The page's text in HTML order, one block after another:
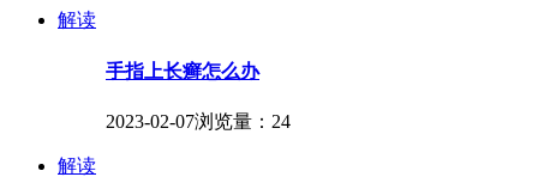
解读
手指上长癣怎么办
2023-02-07浏览量：24
解读